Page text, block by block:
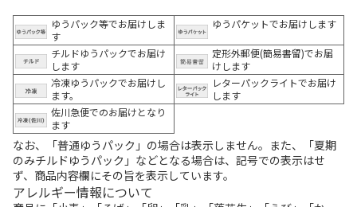
ゆうパック等でお届けしま
す
ゆうパケットでお届けします
チルドゆうパックでお届け
します
定形外郵便(簡易書留)でお届
けします
冷凍ゆうパックでお届けし
ます。
レターパックライトでお届け
します
佐川急便でのお届けとなり
ます
なお、「普通ゆうパック」の場合は表示しません。また、「夏期
のみチルドゆうパック」などとなる場合は、記号での表示はせ
ず、商品内容欄にその旨を表示しています。
アレルギー情報について